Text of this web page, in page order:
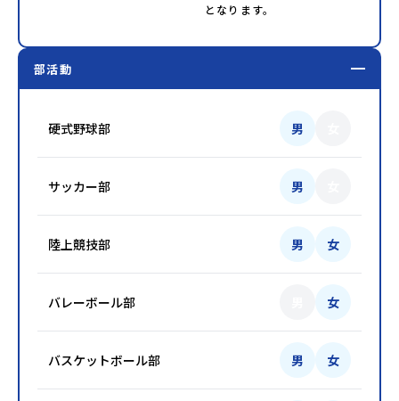
となります。
部活動
硬式野球部 男
サッカー部 男
陸上競技部 男 女
バレーボール部 女
バスケットボール部 男 女